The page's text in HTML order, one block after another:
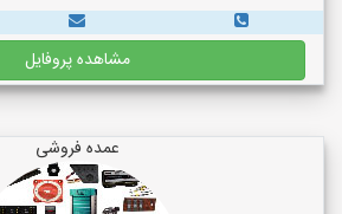
مشاهده پروفایل
عمده فروشی